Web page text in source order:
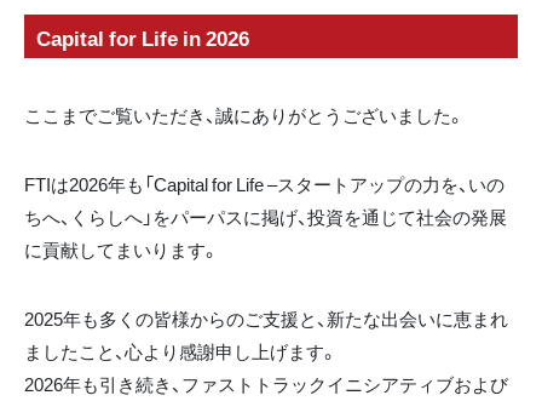
Capital for Life in 2026
ここまでご覧いただき、誠にありがとうございました。
FTIは2026年も「Capital for Life –スタートアップの力を、いの
ちへ、くらしへ」をパーパスに掲げ、投資を通じて社会の発展
に貢献してまいります。
2025年も多くの皆様からのご支援と、新たな出会いに恵まれ
ましたこと、心より感謝申し上げます。
2026年も引き続き、ファストトラックイニシアティブおよび